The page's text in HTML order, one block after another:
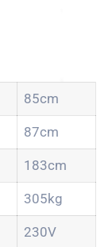
85cm
87cm
183cm
305kg
230V